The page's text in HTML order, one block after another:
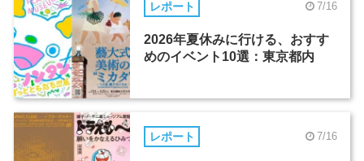
レポート 7/16
2026年夏休みに行ける、おすす
めのイベント10選：東京都内
レポート 7/16